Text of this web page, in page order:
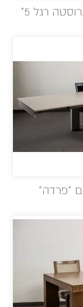
רגל 5"
"פרדה"